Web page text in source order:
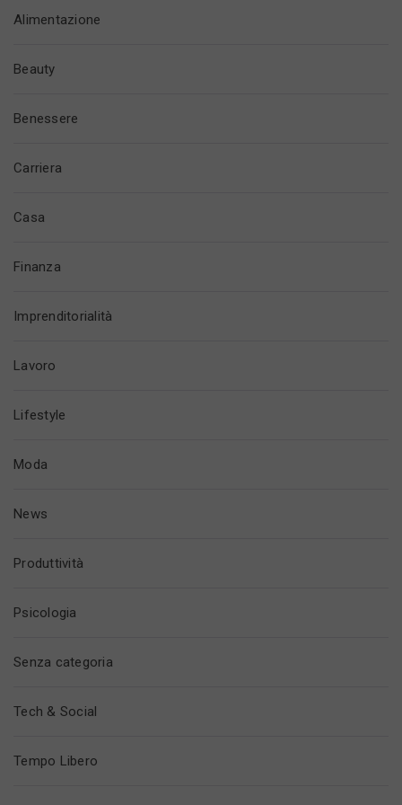
Alimentazione
Beauty
Benessere
Carriera
Casa
Finanza
Imprenditorialità
Lavoro
Lifestyle
Moda
News
Produttività
Psicologia
Senza categoria
Tech & Social
Tempo Libero